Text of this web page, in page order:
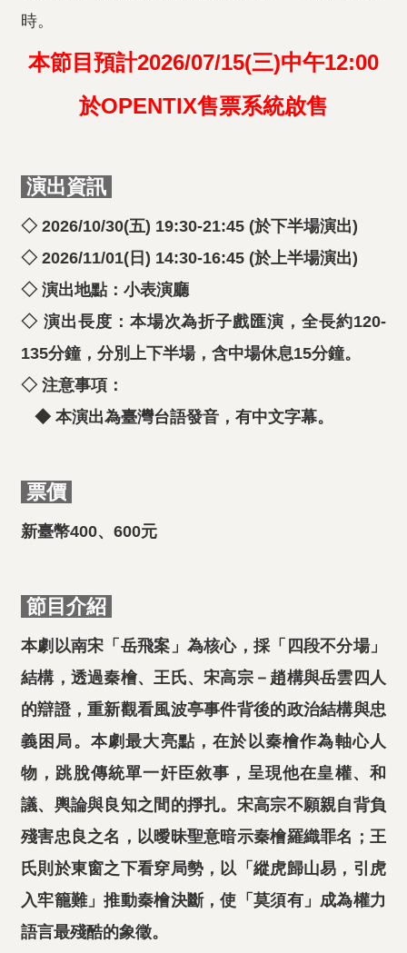
時。
本節目預計2026/07/15(三)中午12:00
於OPENTIX售票系統啟售
演出資訊
◇ 2026/10/30(五) 19:30-21:45 (於下半場演出)
◇ 2026/11/01(日) 14:30-16:45 (於上半場演出)
◇ 演出地點：小表演廳
◇ 演出長度：本場次為折子戲匯演，全長約120-
135分鐘，分別上下半場，含中場休息15分鐘。
◇ 注意事項：
◆ 本演出為臺灣台語發音，有中文字幕。
票價
新臺幣400、600元
節目介紹
本劇以南宋「岳飛案」為核心，採「四段不分場」
結構，透過秦檜、王氏、宋高宗－趙構與岳雲四人
的辯證，重新觀看風波亭事件背後的政治結構與忠
義困局。本劇最大亮點，在於以秦檜作為軸心人
物，跳脫傳統單一奸臣敘事，呈現他在皇權、和
議、輿論與良知之間的掙扎。宋高宗不願親自背負
殘害忠良之名，以曖昧聖意暗示秦檜羅織罪名；王
氏則於東窗之下看穿局勢，以「縱虎歸山易，引虎
入牢籠難」推動秦檜決斷，使「莫須有」成為權力
語言最殘酷的象徵。